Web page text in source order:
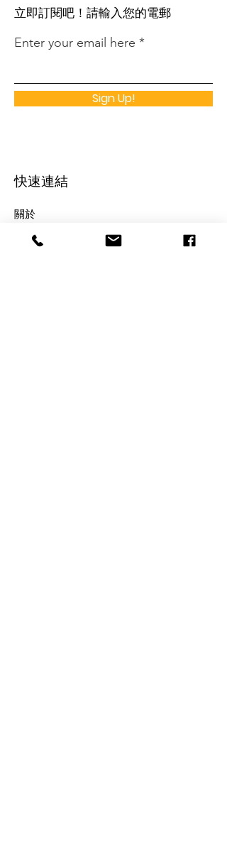
​立即訂閱吧！請輸入您的電郵
Enter your email here
Sign Up!
快速連結
關於
支持龍耳